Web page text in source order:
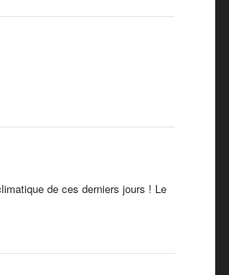
de ces derniers jours ! Le